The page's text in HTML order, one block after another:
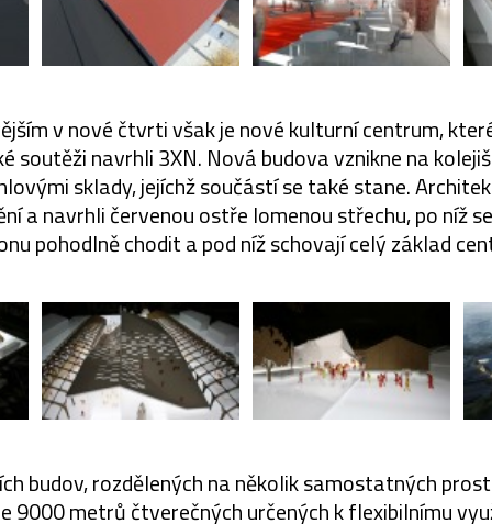
v nové čtvrti však je nové kulturní centrum,
soutěži navrhli 3XN. Nová budova vznikne na
sklady, jejíchž součástí se také stane.
a navrhli červenou ostře lomenou střechu, po níž
pohodlně chodit a pod níž schovají celý základ
budov, rozdělených na několik samostatných
9000 metrů čtverečných určených k flexibilnímu